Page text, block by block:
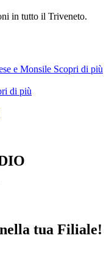
in tutto il Triveneto.
e Monsile Scopri di più
di più
tua Filiale!